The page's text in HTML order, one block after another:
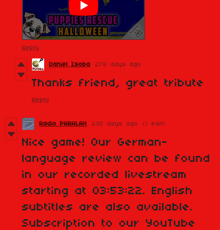
Reply
Daniel Isoba 278 days ago
Thanks friend, great tribute
Reply
Radio PARALAX 295 days ago (1 edit)
Nice game! Our German-
language review can be found
in our recorded livestream
starting at 03:53:22. English
subtitles are also available.
Subscription to our YouTube